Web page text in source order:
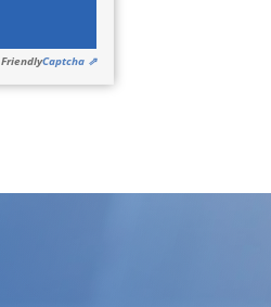
FriendlyCaptcha ⇗